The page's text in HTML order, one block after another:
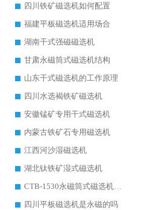
四川铁矿磁选机如何配置
福建平板磁选机适用场合
湖南干式强磁磁选机
甘肃永磁筒式磁选机结构
山东干式磁选机的工作原理
四川水选褐铁矿磁选机
安徽锰矿专用干式磁选机
内蒙古铁矿石专用磁选机
江西河沙湿磁选机
湖北钛铁矿湿式磁选机
CTB-1530永磁筒式磁选机代理商
四川平板磁选机是永磁的吗